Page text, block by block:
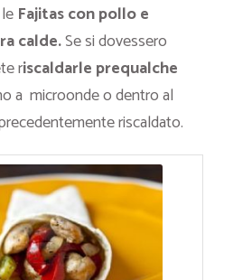
Fajitas con pollo e
calde.Se si dovessero
riscaldarle prequalche
a microonde o dentro al
riscaldato.